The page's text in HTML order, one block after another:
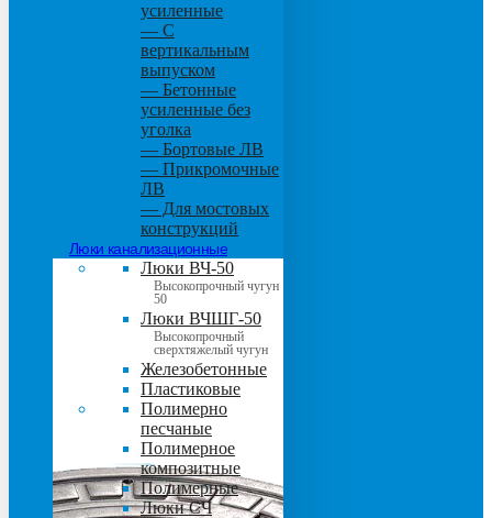
усиленные
— С
вертикальным
выпуском
— Бетонные
усиленные без
уголка
— Бортовые ЛВ
— Прикромочные
ЛВ
— Для мостовых
конструкций
Люки канализационные
Люки ВЧ-50
Высокопрочный чугун
50
Люки ВЧШГ-50
Высокопрочный
сверхтяжелый чугун
Железобетонные
Пластиковые
Полимерно
песчаные
Полимерное
композитные
Полимерные
Люки СЧ